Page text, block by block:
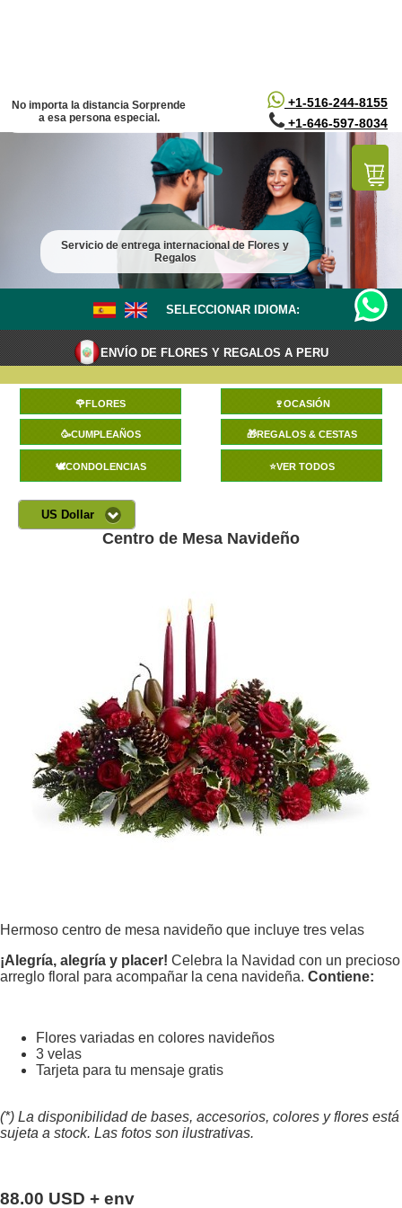
+1-516-244-8155
+1-646-597-8034
No importa la distancia Sorprende
a esa persona especial.
Servicio de entrega internacional de Flores y
Regalos
SELECCIONAR IDIOMA:
ENVÍO DE FLORES Y REGALOS A PERU
🌹FLORES 🍷OCASIÓN
🥳CUMPLEAÑOS 🎁REGALOS & CESTAS
🕊️CONDOLENCIAS ⭐VER TODOS
US Dollar
Centro de Mesa Navideño
Hermoso centro de mesa navideño que incluye tres velas
¡Alegría, alegría y placer! Celebra la Navidad con un precioso
arreglo floral para acompañar la cena navideña. Contiene:
Flores variadas en colores navideños
3 velas
Tarjeta para tu mensaje gratis
(*) La disponibilidad de bases, accesorios, colores y flores está
sujeta a stock. Las fotos son ilustrativas.
88.00 USD + env